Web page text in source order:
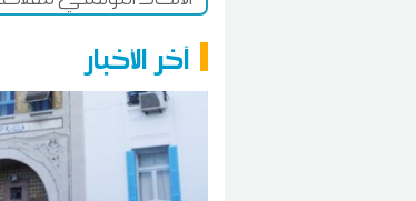
آخر الأخبار